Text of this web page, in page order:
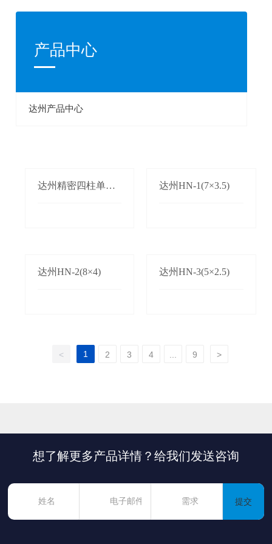
产品中心
达州产品中心
达州精密四柱单双
达州HN-1(7×3.5)
达州HN-2(8×4) 达州HN-3(5×2.5)
< 1 2 3 4 9 >
想了解更多产品详情？给我们发送咨询
提交